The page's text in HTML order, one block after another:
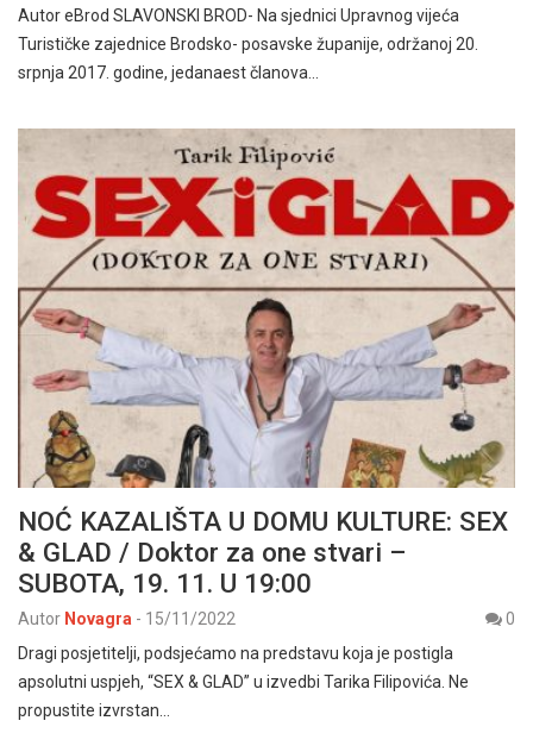
Autor eBrod SLAVONSKI BROD- Na sjednici Upravnog vijeća
Turističke zajednice Brodsko- posavske županije, održanoj 20.
srpnja 2017. godine, jedanaest članova…
NOĆ KAZALIŠTA U DOMU KULTURE: SEX
& GLAD / Doktor za one stvari –
SUBOTA, 19. 11. U 19:00
Autor Novagra - 15/11/2022
0
Dragi posjetitelji, podsjećamo na predstavu koja je postigla
apsolutni uspjeh, “SEX & GLAD” u izvedbi Tarika Filipovića. Ne
propustite izvrstan…